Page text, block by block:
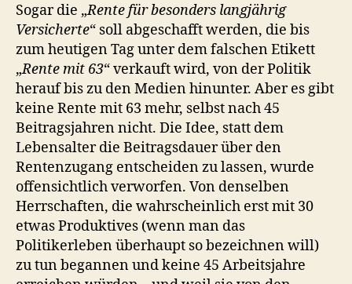
Sogar die „Rente für besonders langjährig
Versicherte“ soll abgeschafft werden, die bis
zum heutigen Tag unter dem falschen Etikett
„Rente mit 63“ verkauft wird, von der Politik
herauf bis zu den Medien hinunter. Aber es gibt
keine Rente mit 63 mehr, selbst nach 45
Beitragsjahren nicht. Die Idee, statt dem
Lebensalter die Beitragsdauer über den
Rentenzugang entscheiden zu lassen, wurde
offensichtlich verworfen. Von denselben
Herrschaften, die wahrscheinlich erst mit 30
etwas Produktives (wenn man das
Politikerleben überhaupt so bezeichnen will)
zu tun begannen und keine 45 Arbeitsjahre